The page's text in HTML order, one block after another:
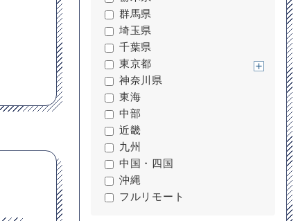
群馬県
埼玉県
千葉県
東京都
神奈川県
東海
中部
近畿
九州
中国・四国
沖縄
フルリモート